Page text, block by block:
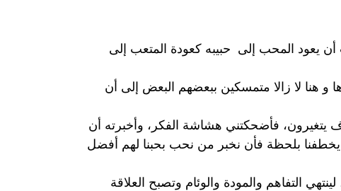
يعود المحب إلى حبيبه كعودة المتعب إلى
هنا لا زالا متمسكين ببعضهم البعض إلى أن
فأضحكتني هشاشة الفكر، وأخبرته أن
بلحظة فأن نخبر من نحب بحبنا لهم أفضل
التفاهم والمودة والوئام وتصبح العلاقة